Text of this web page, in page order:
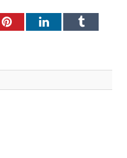
PinterestLinkedInTumblr